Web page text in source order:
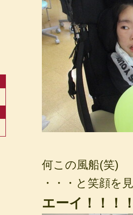
何この風船(笑)
・・・と笑顔を
エーイ！！！